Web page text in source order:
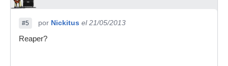
#5 por Nickitus el 21/05/2013
Reaper?